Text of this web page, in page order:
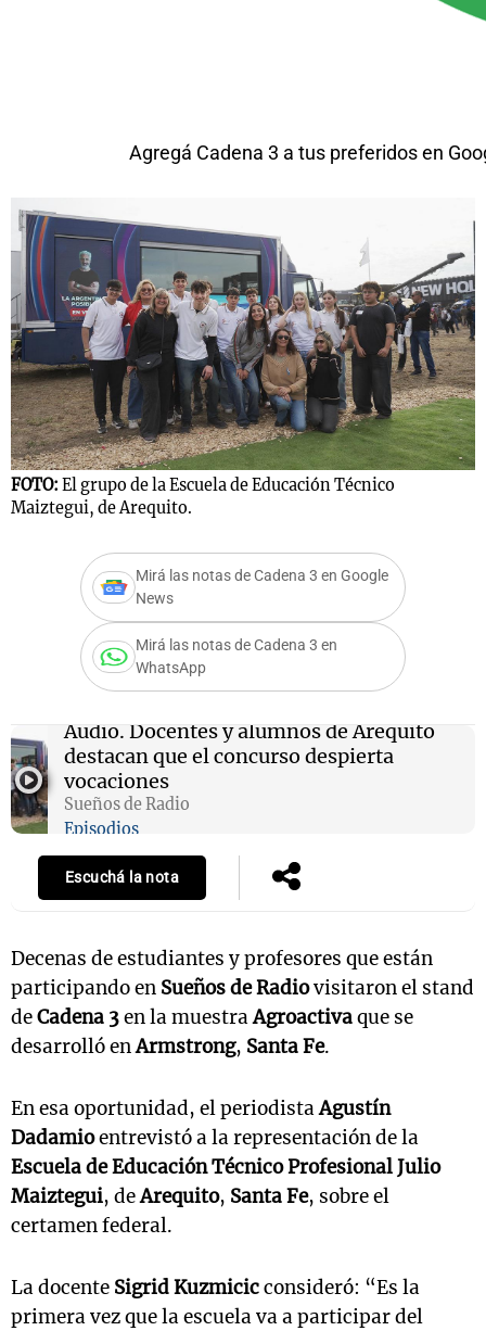
Agregá Cadena 3 a tus preferidos en
FOTO: El grupo de la Escuela de Educación Técnico
Maiztegui, de Arequito.
Mirá las notas de Cadena 3 en Google
News
Mirá las notas de Cadena 3 en
WhatsApp
Audio. Docentes y alumnos de Arequito
destacan que el concurso despierta
vocaciones
Sueños de Radio
Episodios
Escuchá la nota
Decenas de estudiantes y profesores que están
participando en Sueños de Radiovisitaron el stand
deCadena 3en la muestraAgroactivaque se
desarrolló enArmstrong, Santa Fe.
En esa oportunidad, el periodistaAgustín
Dadamioentrevistó a la representación de la
Escuela de Educación Técnico Profesional Julio
Maiztegui, deArequito, Santa Fe, sobre el
certamen federal.
La docente Sigrid Kuzmicicconsideró: “Es la
primera vez que la escuela va a participar del